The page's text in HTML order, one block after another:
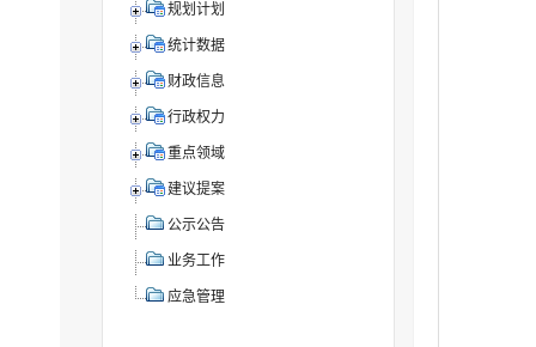
规划计划
统计数据
财政信息
行政权力
重点领域
建议提案
公示公告
业务工作
应急管理